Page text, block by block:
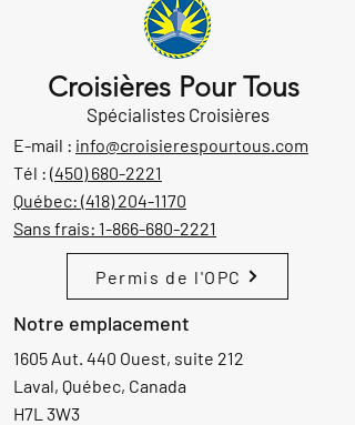
Croisières Pour Tous
Spécialistes Croisières
E-mail : info@croisierespourtous.com
Tél : (450) 680-2221
Québec: (418) 204-1170
Sans frais: 1-866-680-2221
Permis de l'OPC
Notre emplacement
1605 Aut. 440 Ouest, suite 212
Laval, Québec, Canada
H7L 3W3